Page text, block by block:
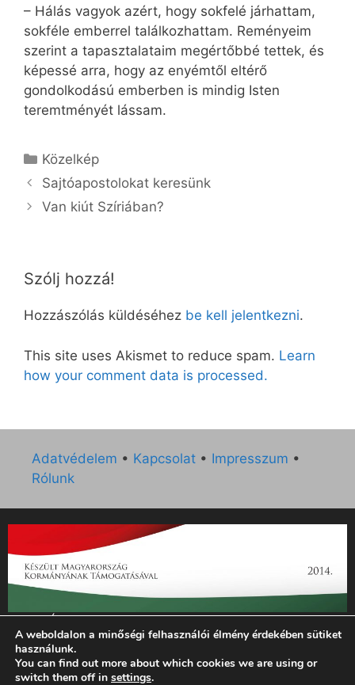
– Hálás vagyok azért, hogy sokfelé járhattam,
sokféle emberrel találkozhattam. Reményeim
szerint a tapasztalataim megértőbbé tettek, és
képessé arra, hogy az enyémtől eltérő
gondolkodású emberben is mindig Isten
teremtményét lássam.
Kategória
Közelkép
Sajtóapostolokat keresünk
Van kiút Szíriában?
Szólj hozzá!
Hozzászólás küldéséhez be kell jelentkezni.
This site uses Akismet to reduce spam. Learn
how your comment data is processed.
Adatvédelem • Kapcsolat • Impresszum •
Rólunk
„Az Új Ember katolikus hetilap 2014. évi működésének
támogatását az EGYH-KCP-14-P-0121 sz. támogatási
szerződés keretében 3 000 000 Ft összegben támogatta az
Emberi Erőforrások Minisztériuma.”
A weboldalon a minőségi felhasználói élmény érdekében sütiket
használunk.
You can find out more about which cookies we are using or
switch them off in settings.